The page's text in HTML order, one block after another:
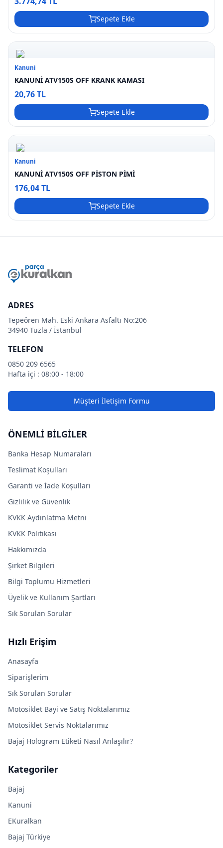
Sepete Ekle
Kanuni
KANUNİ ATV150S OFF KRANK KAMASI
20,76 TL
Sepete Ekle
Kanuni
KANUNİ ATV150S OFF PİSTON PİMİ
176,04 TL
Sepete Ekle
ADRES
Tepeören Mah. Eski Ankara Asfaltı No:206
34940 Tuzla / İstanbul
TELEFON
0850 209 6565
Hafta içi : 08:00 - 18:00
Müşteri İletişim Formu
ÖNEMLİ BİLGİLER
Banka Hesap Numaraları
Teslimat Koşulları
Garanti ve İade Koşulları
Gizlilik ve Güvenlik
KVKK Aydınlatma Metni
KVKK Politikası
Hakkımızda
Şirket Bilgileri
Bilgi Toplumu Hizmetleri
Üyelik ve Kullanım Şartları
Sık Sorulan Sorular
Hızlı Erişim
Anasayfa
Siparişlerim
Sık Sorulan Sorular
Motosiklet Bayi ve Satış Noktalarımız
Motosiklet Servis Noktalarımız
Bajaj Hologram Etiketi Nasıl Anlaşılır?
Kategoriler
Bajaj
Kanuni
EKuralkan
Bajaj Türkiye